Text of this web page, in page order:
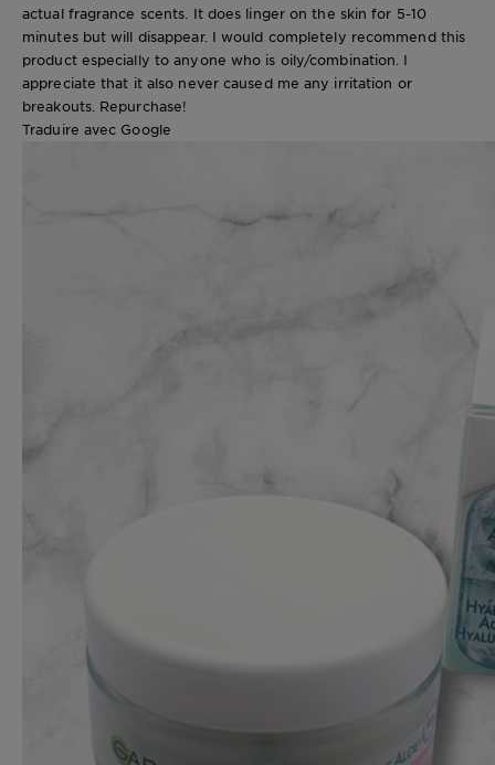
actual fragrance scents. It does linger on the skin for 5-10
minutes but will disappear. I would completely recommend this
product especially to anyone who is oily/combination. I
appreciate that it also never caused me any irritation or
breakouts. Repurchase!
Traduire avec Google